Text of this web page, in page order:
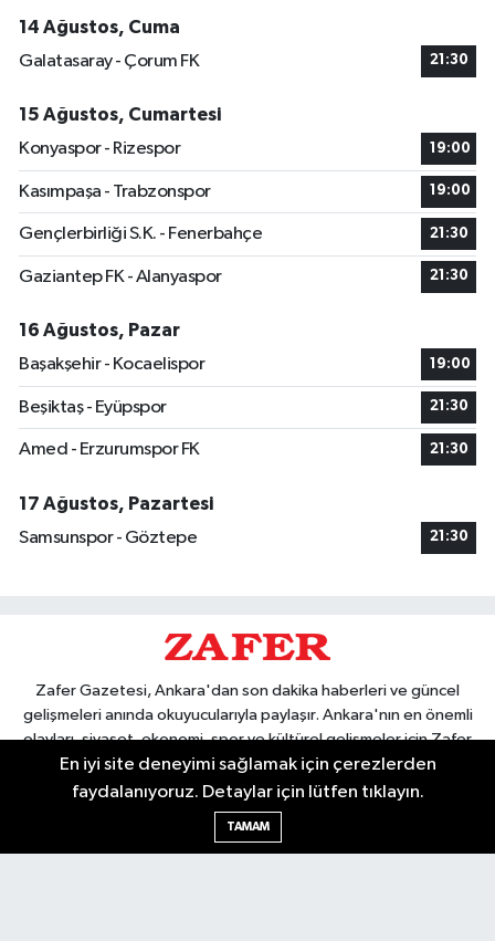
14 Ağustos, Cuma
Galatasaray - Çorum FK
21:30
15 Ağustos, Cumartesi
Konyaspor - Rizespor
19:00
Kasımpaşa - Trabzonspor 19:00
Gençlerbirliği S.K. - Fenerbahçe 21:30
Gaziantep FK - Alanyaspor 21:30
16 Ağustos, Pazar
Başakşehir - Kocaelispor
19:00
Beşiktaş - Eyüpspor 21:30
Amed - Erzurumspor FK 21:30
17 Ağustos, Pazartesi
Samsunspor - Göztepe
21:30
Zafer Gazetesi, Ankara'dan son dakika haberleri ve güncel
gelişmeleri anında okuyucularıyla paylaşır. Ankara'nın en önemli
olayları, siyaset, ekonomi, spor ve kültürel gelişmeler için Zafer
Gazetesi'ni takip edin. Başkentin güvendiği haber kaynağı.
En iyi site deneyimi sağlamak için çerezlerden
faydalanıyoruz. Detaylar için lütfen tıklayın.
TAMAM